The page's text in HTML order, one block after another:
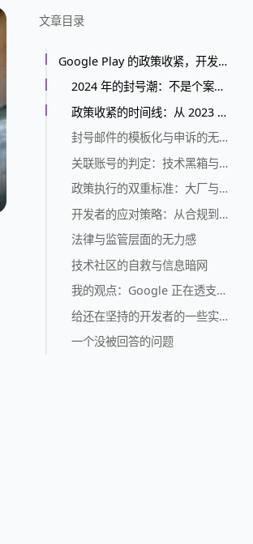
文章目录
Google Play 的政策收紧，开发者账号被封怎么办
2024 年的封号潮：不是个案，是系统性的
政策收紧的时间线：从 2023 年 10 月到 2024 年 5 月
封号邮件的模板化与申诉的无效性
关联账号的判定：技术黑箱与举证责任倒置
政策执行的双重标准：大厂与小厂的温差
开发者的应对策略：从合规到对抗
法律与监管层面的无力感
技术社区的自救与信息暗网
我的观点：Google 正在透支开发者的信任
给还在坚持的开发者的一些实操建议
一个没被回答的问题